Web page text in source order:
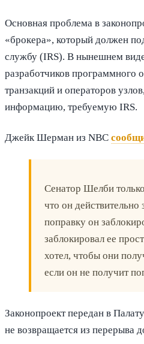
Основная проблема в
«брокера», который должен
службу (IRS). В нынешнем
разработчиков программного
транзакций и операторов
информацию, требуемую IRS.
Джейк Шерман из NBC
Сенатор Шелби
что он
поправку он
заблокировал ее
хотел, чтобы они
если он не получит
Законопроект передан в
не возвращается из перерыва